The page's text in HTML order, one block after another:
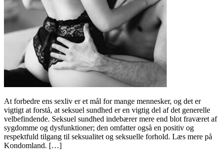
At forbedre ens sexliv er et mål for mange mennesker, og det er
vigtigt at forstå, at seksuel sundhed er en vigtig del af det generelle
velbefindende. Seksuel sundhed indebærer mere end blot fraværet af
sygdomme og dysfunktioner; den omfatter også en positiv og
respektfuld tilgang til seksualitet og seksuelle forhold. Læs mere på
Kondomland. […]